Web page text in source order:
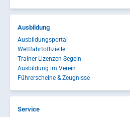
Ausbildung
Ausbildungsportal
Wettfahrtoffizielle
Trainer-Lizenzen Segeln
Ausbildung im Verein
Führerscheine & Zeugnisse
Service